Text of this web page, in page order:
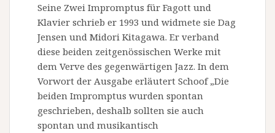
Seine Zwei Impromptus für Fagott und
Klavier schrieb er 1993 und widmete sie Dag
Jensen und Midori Kitagawa. Er verband
diese beiden zeitgenössischen Werke mit
dem Verve des gegenwärtigen Jazz. In dem
Vorwort der Ausgabe erläutert Schoof „Die
beiden Impromptus wurden spontan
geschrieben, deshalb sollten sie auch
spontan und musikantisch